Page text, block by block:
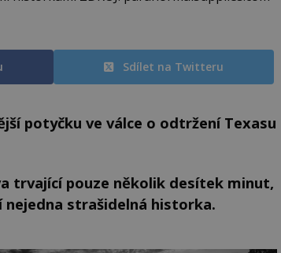
Sdílet na Twitteru
potyčku ve válce o odtržení Texasu
trvající pouze několik desítek minut,
strašidelná historka.